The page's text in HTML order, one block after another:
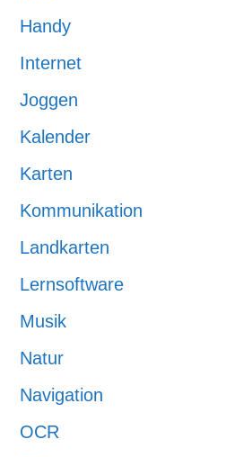
Handy
Internet
Joggen
Kalender
Karten
Kommunikation
Landkarten
Lernsoftware
Musik
Natur
Navigation
OCR